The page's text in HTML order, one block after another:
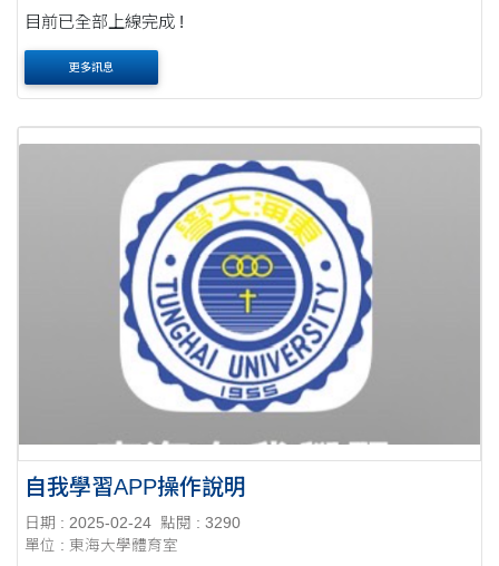
目前已全部上線完成 !
更多訊息
自我學習APP操作說明
日期 : 2025-02-24 點閱 : 3290
單位 : 東海大學體育室